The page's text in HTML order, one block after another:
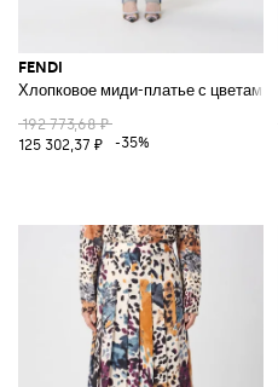
FENDI
Хлопковое миди-платье с цветами
192 773,68 ₽
125 302,37 ₽
-35%